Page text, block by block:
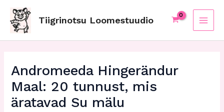
content
Tiigrinotsu Loomestuudio
Andromeeda Hingerändur
Maal: 20 tunnust, mis
äratavad Su mälu
navigation